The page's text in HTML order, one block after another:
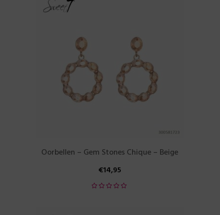
Oorbellen – Gem Stones Chique – Beige
€14,95